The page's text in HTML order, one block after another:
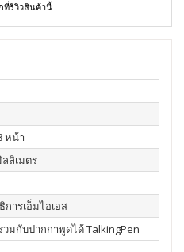
ที่รีวิวสินค้านี้
หน้า
ลลิเมตร
ารเอ็มไอเอส
วมกับปากกาพูดได้ TalkingPen